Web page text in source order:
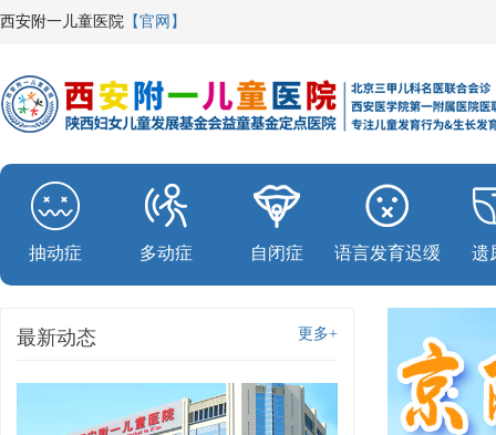
西安附一儿童医院 【官网】
抽动症 多动症 自闭症 语言发育迟缓 遗
更多+
最新动态